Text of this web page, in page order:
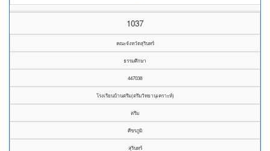
1037
คณะจังหวัดสุรินทร์
ธรรมศึกษา
447038
โรงเรียนบ้านตรึม(ตรึมวิทยานุเคราะห์)
ตรึม
ศีขรภูมิ
สุรินทร์